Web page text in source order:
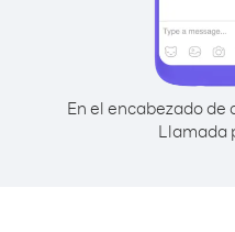
En el encabezado
Llamada